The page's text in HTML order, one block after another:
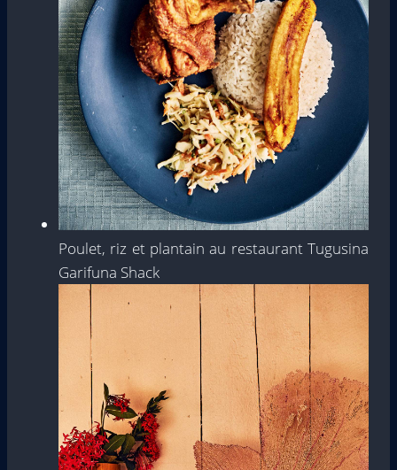
Poulet, riz et plantain au restaurant Tugusina
Garifuna Shack